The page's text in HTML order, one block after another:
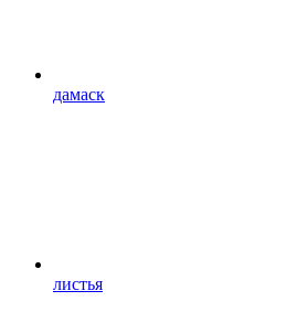
дамаск
листья